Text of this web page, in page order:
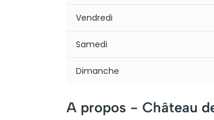
Vendredi
Samedi
Dimanche
A propos - Château